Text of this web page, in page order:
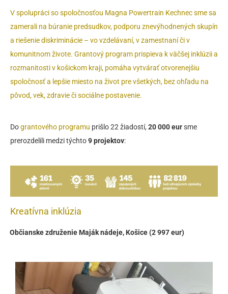
V spolupráci so spoločnosťou Magna Powertrain Kechnecsme sa
zamerali na búranie predsudkov, podporu znevýhodnených skupín
a riešenie diskriminácie – vo vzdelávaní, v zamestnaní či v
komunitnom živote. Grantový program prispieva k väčšej inklúzii a
rozmanitosti v košickom kraji, pomáha vytvárať otvorenejšiu
spoločnosť a lepšie miesto na život pre všetkých, bez ohľadu na
pôvod, vek, zdravie či sociálne postavenie.
Dograntového programu prišlo 22 žiadostí, 20 000 eursme
prerozdelili medzi týchto9 projektov:
Kreatívna inklúzia
Občianske združenie Maják nádeje, Košice (2 997 eur)